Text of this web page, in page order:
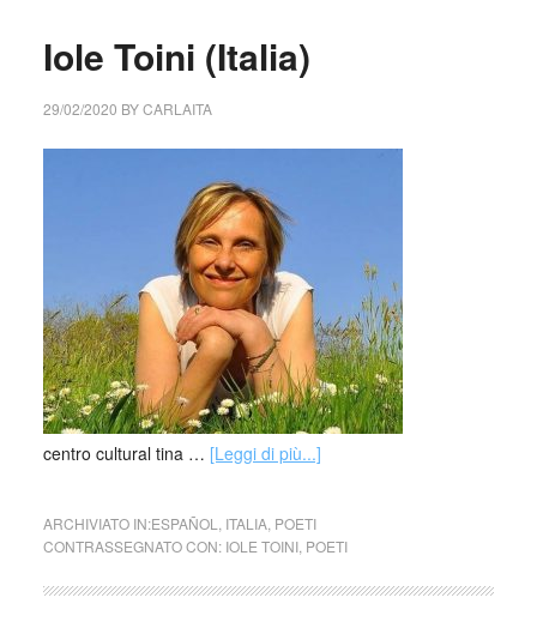
Iole Toini (Italia)
29/02/2020 BYCARLAITA
centro cultural tina … [Leggi di più...]
ARCHIVIATO IN:ESPAÑOL ITALIA, POETI
CONTRASSEGNATO CON: IOLE TOINI, POETI